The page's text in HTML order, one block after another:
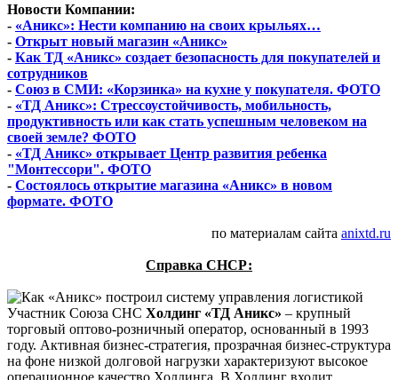
Новости Компании:
- «Аникс»: Нести компанию на своих крыльях…
- Открыт новый магазин «Аникс»
- Как ТД «Аникс» создает безопасность для покупателей и
сотрудников
- Союз в СМИ: «Корзинка» на кухне у покупателя. ФОТО
- «ТД Аникс»: Стрессоустойчивость, мобильность,
продуктивность или как стать успешным человеком на
своей земле? ФОТО
- «ТД Аникс» открывает Центр развития ребенка
"Монтессори". ФОТО
- Состоялось открытие магазина «Аникс» в новом
формате. ФОТО
по материалам сайта anixtd.ru
Справка СНСР:
Участник Союза СНС Холдинг «ТД Аникс» – крупный
торговый оптово-розничный оператор, основанный в 1993
году. Активная бизнес-стратегия, прозрачная бизнес-структура
на фоне низкой долговой нагрузки характеризуют высокое
операционное качество Холдинга. В Холдинг входит